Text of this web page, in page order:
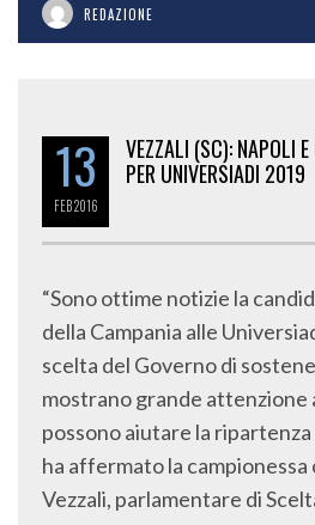
REDAZIONE
13
FEB2016
VEZZALI (SC): NAPOLI
PER UNIVERSIADI 2019
“Sono ottime notizie la
della Campania alle
scelta del Governo di
mostrano grande attenzione
possono aiutare la ripartenza
ha affermato la
Vezzali, parlamentare di